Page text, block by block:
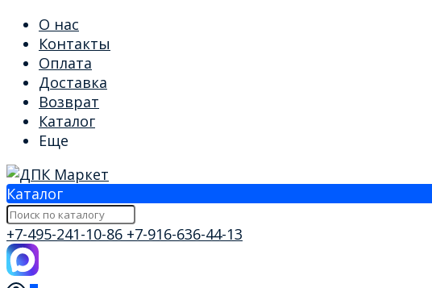
О нас
Контакты
Оплата
Доставка
Возврат
Каталог
Еще
Каталог
+7-495-241-10-86 +7-916-636-44-13